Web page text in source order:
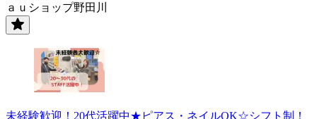
ａｕショップ野田川
未経験歓迎！20代活躍中★ピアス・ネイルOK☆シフト制！